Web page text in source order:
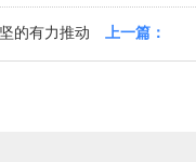
的有力推动 上一篇：